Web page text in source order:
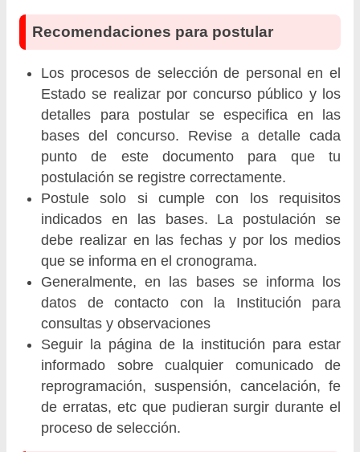
Recomendaciones para postular
Los procesos de selección de personal en el
Estado se realizar por concurso público y los
detalles para postular se especifica en las
bases del concurso. Revise a detalle cada
punto de este documento para que tu
postulación se registre correctamente.
Postule solo si cumple con los requisitos
indicados en las bases. La postulación se
debe realizar en las fechas y por los medios
que se informa en el cronograma.
Generalmente, en las bases se informa los
datos de contacto con la Institución para
consultas y observaciones
Seguir la página de la institución para estar
informado sobre cualquier comunicado de
reprogramación, suspensión, cancelación, fe
de erratas, etc que pudieran surgir durante el
proceso de selección.